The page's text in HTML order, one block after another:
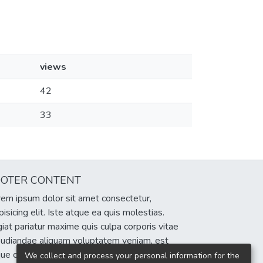
views
42
33
CONTENT
ipsum dolor sit amet consectetur,
elit. Iste atque ea quis molestias.
pariatur maxime quis culpa corporis vitae
aliquam voluptatem veniam, est
cumque eum delectus sint!
We collect and process your personal information for the